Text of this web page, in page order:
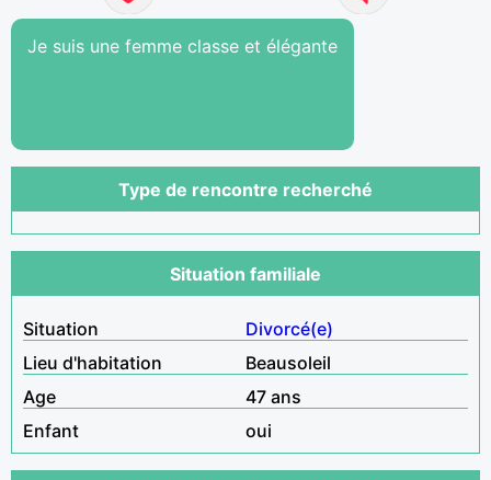
Je suis une femme classe et élégante
Type de rencontre recherché
Situation familiale
Situation
Divorcé(e)
Lieu d'habitation
Beausoleil
Age
47 ans
Enfant
oui